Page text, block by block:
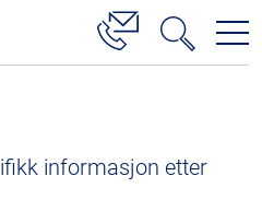
informasjon etter